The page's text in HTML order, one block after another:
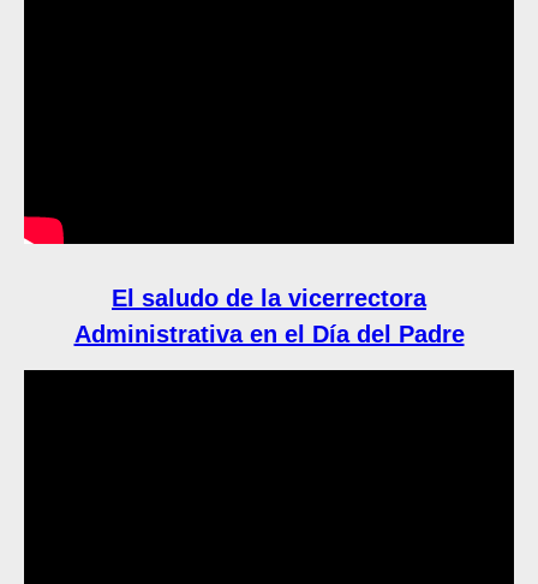
El saludo de la vicerrectora
Administrativa en el Día del Padre